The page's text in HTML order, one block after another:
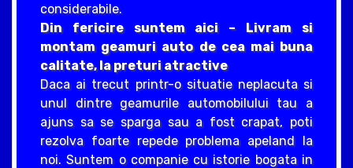
considerabile.
Din fericire suntem aici – Livram si
montam geamuri auto de cea mai buna
calitate, la preturi atractive
Daca ai trecut printr-o situatie neplacuta si
unul dintre geamurile automobilului tau a
ajuns sa se sparga sau a fost crapat, poti
rezolva foarte repede problema apeland la
noi. Suntem o companie cu istorie bogata in